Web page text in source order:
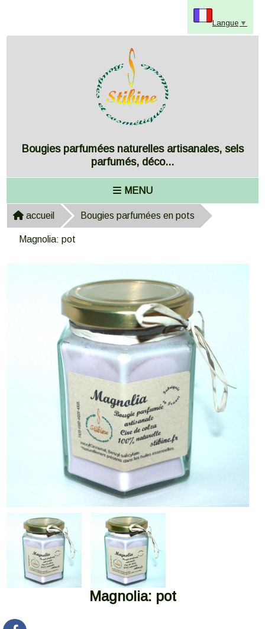
Bougies parfumées naturelles artisanales, sels
parfumés, déco...
MENU
accueil Bougies parfumées en pots
Magnolia: pot
Magnolia: pot
Langue ▼